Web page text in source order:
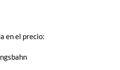
en el precio: